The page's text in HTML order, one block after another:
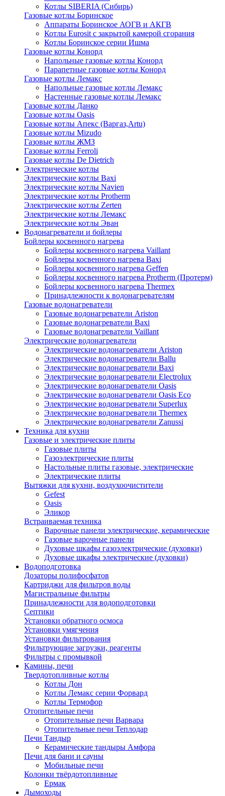
Котлы SIBERIA (Сибирь)
Газовые котлы Боринское
Аппараты Боринское АОГВ и АКГВ
Котлы Eurosit с закрытой камерой сгорания
Котлы Боринское серии Ишма
Газовые котлы Конорд
Напольные газовые котлы Конорд
Парапетные газовые котлы Конорд
Газовые котлы Лемакс
Напольные газовые котлы Лемакс
Настенные газовые котлы Лемакс
Газовые котлы Данко
Газовые котлы Oasis
Газовые котлы Апекс (Варгаз,Artu)
Газовые котлы Mizudo
Газовые котлы ЖМЗ
Газовые котлы Ferroli
Газовые котлы De Dietrich
Электрические котлы
Электрические котлы Baxi
Электрические котлы Navien
Электрические котлы Protherm
Электрические котлы Zerten
Электрические котлы Лемакс
Электрические котлы Эван
Водонагреватели и бойлеры
Бойлеры косвенного нагрева
Бойлеры косвенного нагрева Vaillant
Бойлеры косвенного нагрева Baxi
Бойлеры косвенного нагрева Geffen
Бойлеры косвенного нагрева Protherm (Протерм)
Бойлеры косвенного нагрева Thermex
Принадлежности к водонагревателям
Газовые водонагреватели
Газовые водонагреватели Ariston
Газовые водонагреватели Baxi
Газовые водонагреватели Vaillant
Электрические водонагреватели
Электрические водонагреватели Ariston
Электрические водонагреватели Ballu
Электрические водонагреватели Baxi
Электрические водонагреватели Electrolux
Электрические водонагреватели Oasis
Электрические водонагреватели Oasis Eco
Электрические водонагреватели Superlux
Электрические водонагреватели Thermex
Электрические водонагреватели Zanussi
Техника для кухни
Газовые и электрические плиты
Газовые плиты
Газоэлектрические плиты
Настольные плиты газовые, электрические
Электрические плиты
Вытяжки для кухни, воздухоочистители
Gefest
Oasis
Эликор
Встраиваемая техника
Варочные панели электрические, керамические
Газовые варочные панели
Духовые шкафы газоэлектрические (духовки)
Духовые шкафы электрические (духовки)
Водоподготовка
Дозаторы полифосфатов
Картриджи для фильтров воды
Магистральные фильтры
Принадлежности для водоподготовки
Септики
Установки обратного осмоса
Установки умягчения
Установки фильтрования
Фильтрующие загрузки, реагенты
Фильтры с промывкой
Камины, печи
Твердотопливные котлы
Котлы Дон
Котлы Лемакс серии Форвард
Котлы Термофор
Отопительные печи
Отопительные печи Варвара
Отопительные печи Теплодар
Печи Тандыр
Керамические тандыры Амфора
Печи для бани и сауны
Мобильные печи
Колонки твёрдотопливные
Ермак
Дымоходы